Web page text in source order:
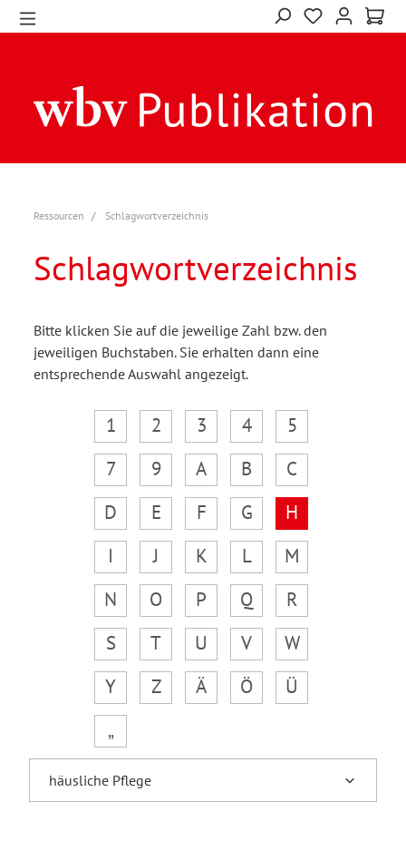
Ressourcen Schlagwortverzeichnis
Schlagwortverzeichnis
Bitte klicken Sie auf die jeweilige Zahl bzw. den
jeweiligen Buchstaben. Sie erhalten dann eine
entsprechende Auswahl angezeigt.
1 2 3 4
5
7
9 A B
C
D
E F G
H
I
J K L
M
N
O P Q
R
S
T U V
W
Y
Z Ä Ö
Ü
„